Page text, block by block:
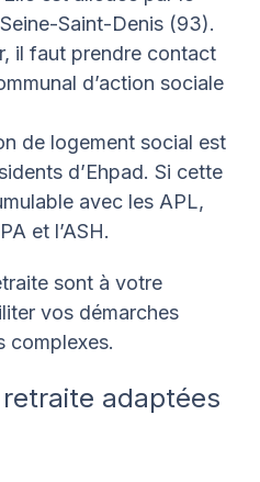
Saint-Denis (93).
il faut prendre contact
d’action sociale
de logement social est
d’Ehpad. Si cette
avec les APL,
et l’ASH.
sont à votre
vos démarches
complexes.
adaptées